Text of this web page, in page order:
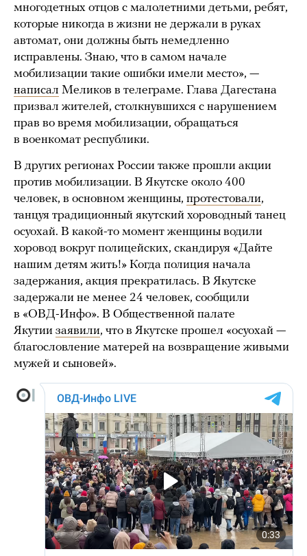
многодетных отцов с малолетними детьми, ребят,
которые никогда в жизни не держали в руках
автомат, они должны быть немедленно
исправлены. Знаю, что в самом начале
мобилизации такие ошибки имели место», —
написал Меликов в телеграме. Глава Дагестана
призвал жителей, столкнувшихся с нарушением
прав во время мобилизации, обращаться
в военкомат республики.
В других регионах России также прошли акции
против мобилизации. В Якутске около 400
человек, в основном женщины, протестовали,
танцуя традиционный якутский хороводный танец
осуохай. В какой-то момент женщины водили
хоровод вокруг полицейских, скандируя «Дайте
нашим детям жить!» Когда полиция начала
задержания, акция прекратилась. В Якутске
задержали не менее 24 человек, сообщили
в «ОВД-Инфо». В Общественной палате
Якутии заявили, что в Якутске прошел «осуохай —
благословление матерей на возвращение живыми
мужей и сыновей».